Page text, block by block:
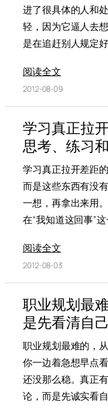
进了很具体的人和
轻，因为它逼人去
是在追赶别人规定好
阅读全文
2012-08-09
学习真正拉
思考、练习
学习真正拉开差距
而是这些东西有没
一想，再拿出来用
在“我知道这回事”这
阅读全文
2012-08-03
职业规划最
是先看清自己
职业规划最难的，
你一边着急想早点
还没那么稳。真正
论，而是先诚实看